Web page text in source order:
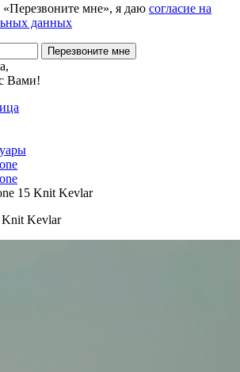
мне», я даю согласие на
данных
Вами!
15 Knit Kevlar
Knit Kevlar